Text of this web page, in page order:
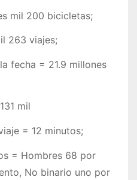
mil 200 bicicletas;
263 viajes;
fecha = 21.9 millones
mil
= 12 minutos;
= Hombres 68 por
No binario uno por